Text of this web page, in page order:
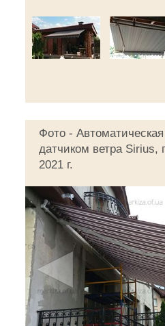
Фото -
датчиком ветра Sirius,
2021 г.
◄